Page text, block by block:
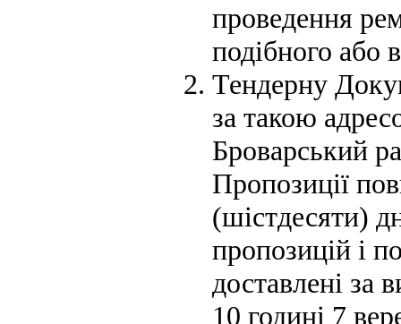
проведення
подібного або
Тендерну
за такою
Броварський
Пропозиції
(шістдесяти)
пропозицій і
доставлені за
10 годині 7